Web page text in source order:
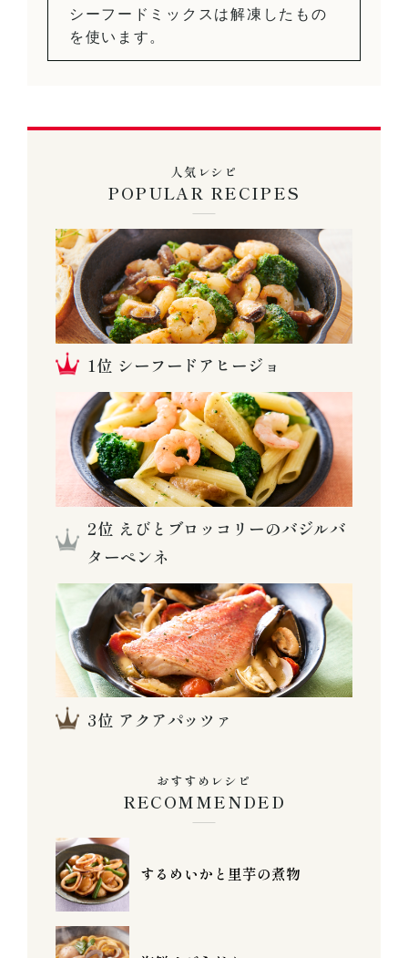
シーフードミックスは解凍したもの
を使います。
人気レシピ
POPULAR RECIPES
シーフードアヒージョ
えびとブロッコリーのバジルバ
ターペンネ
アクアパッツァ
おすすめレシピ
RECOMMENDED
するめいかと里芋の煮物